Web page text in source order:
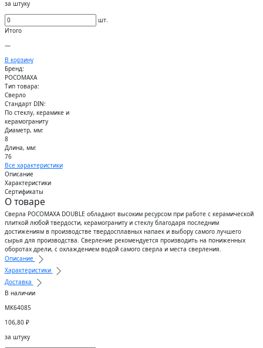
за штуку
шт.
Итого
—
В корзину
Бренд:
РОСОМАХА
Тип товара:
Сверло
Стандарт DIN:
По стеклу, керамике и
керамограниту
Диаметр, мм:
8
Длина, мм:
76
Все характеристики
Описание
Характеристики
Сертификаты
О товаре
Сверла РОСОМАХА DOUBLE обладают высоким ресурсом при работе c керамической
плиткой любой твердости, керамограниту и стеклу благодаря последним
достижениям в производстве твердосплавных напаек и выбору самого лучшего
сырья для производства. Сверление рекомендуется производить на пониженных
оборотах дрели, с охлаждением водой самого сверла и места сверления.
Описание
Характеристики
Доставка
В наличии
МК64085
106,80₽
за штуку